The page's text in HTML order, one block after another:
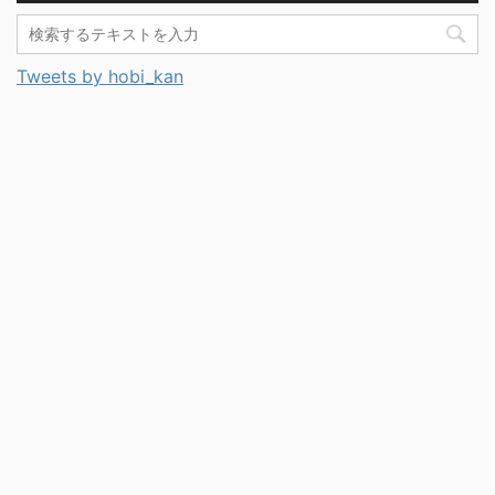
Tweets by hobi_kan